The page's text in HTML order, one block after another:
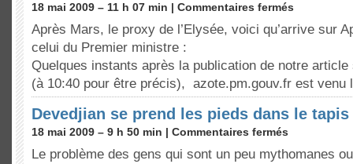
18 mai 2009 – 11 h 07 min | Commentaires fermés
Après Mars, le proxy de l’Elysée, voici qu’arrive sur
celui du Premier ministre :
Quelques instants après la publication de notre
(à 10:40 pour être précis), azote.pm.gouv.fr est
Devedjian se prend les pieds dans le tapis
18 mai 2009 – 9 h 50 min | Commentaires fermés
Le problème des gens qui sont un peu mythomanes